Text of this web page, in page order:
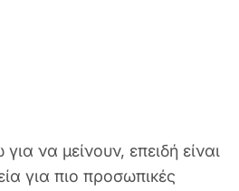
για να μείνουν, επειδή είναι
για πιο προσωπικές